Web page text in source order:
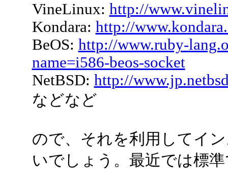
VineLinux: http://
Kondara: http://
BeOS: http://www.ruby-
name=i586-beos-socket
NetBSD: http://
などなど
ので、それを利用してイ
いでしょう。最近では標